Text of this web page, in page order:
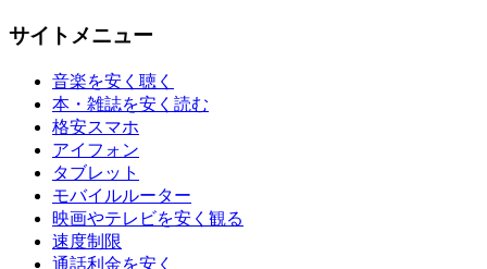
サイトメニュー
音楽を安く聴く
本・雑誌を安く読む
格安スマホ
アイフォン
タブレット
モバイルルーター
映画やテレビを安く観る
速度制限
通話利金を安く